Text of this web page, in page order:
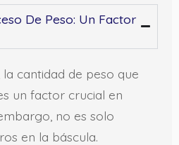
De Peso: Un Factor
la cantidad de peso que
un factor crucial en
no es solo
en la báscula.